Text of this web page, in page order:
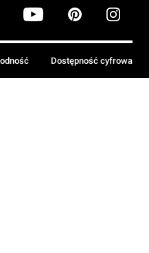
Dostępność cyfrowa